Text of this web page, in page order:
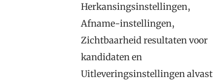
Herkansingsinstellingen,
Afname-instellingen,
Zichtbaarheid resultaten voor
kandidaten en
Uitleveringsinstellingen alvast